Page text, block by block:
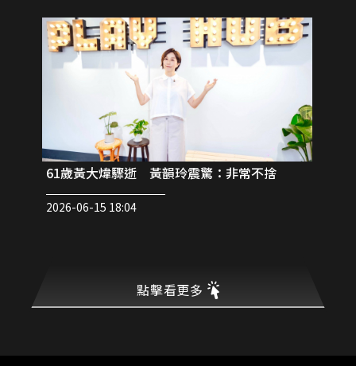
61歲黃大煒驟逝 黃韻玲震驚：非常不捨
2026-06-15 18:04
點擊看更多